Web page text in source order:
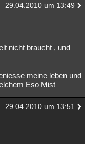
29.04.2010 um 13:49
nicht braucht , und
meine leben und
Eso Mist
29.04.2010 um 13:51